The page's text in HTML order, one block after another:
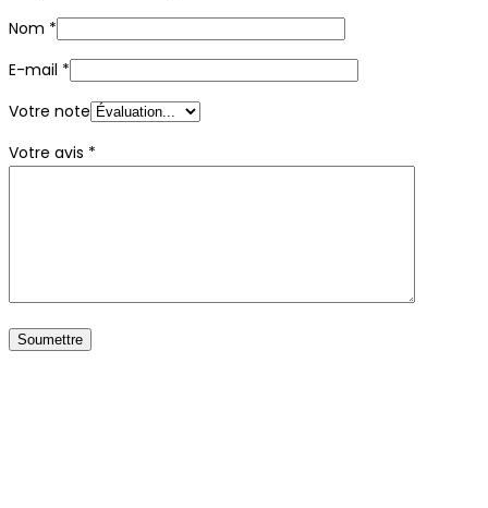
Nom *
E-mail *
Votre note
Votre avis *